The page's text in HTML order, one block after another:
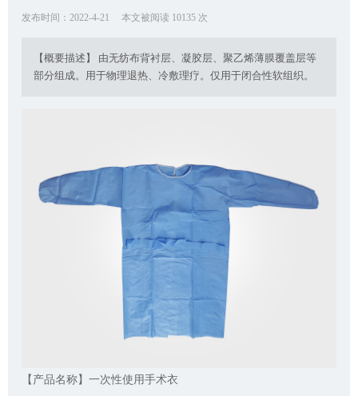
发布时间：2022-4-21 本文被阅读 10135 次
【概要描述】 由无纺布背衬层、凝胶层、聚乙烯薄膜覆盖层等
部分组成。用于物理退热、冷敷理疗。仅用于闭合性软组织。
【产品名称】一次性使用手术衣